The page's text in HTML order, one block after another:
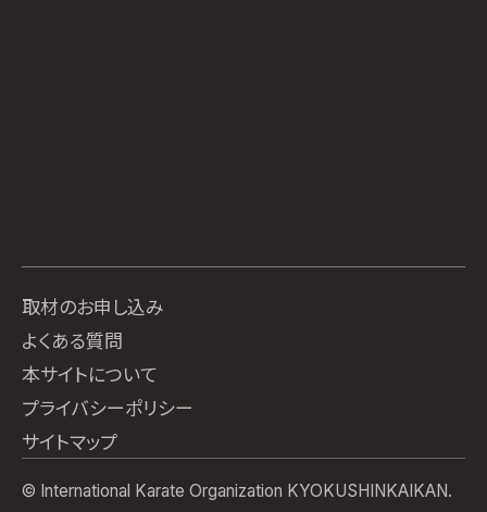
取材のお申し込み
よくある質問
本サイトについて
プライバシーポリシー
サイトマップ
© International Karate Organization KYOKUSHINKAIKAN.